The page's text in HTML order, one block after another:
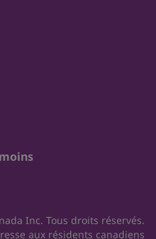
Inc. Tous droits réservés.
aux résidents canadiens